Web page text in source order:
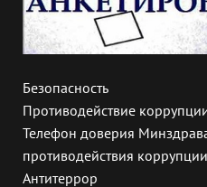
Безопасность
Противодействие
Телефон доверия
противодействия коррупции
Антитеррор